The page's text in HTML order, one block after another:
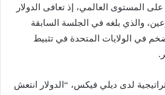
المستوى العالمي، إذ تعافى الدولار
والذي بلغه في الجلسة السابقة
في الولايات المتحدة في تثبيط
لدى ديلي فيكس، “الدولار انتعش